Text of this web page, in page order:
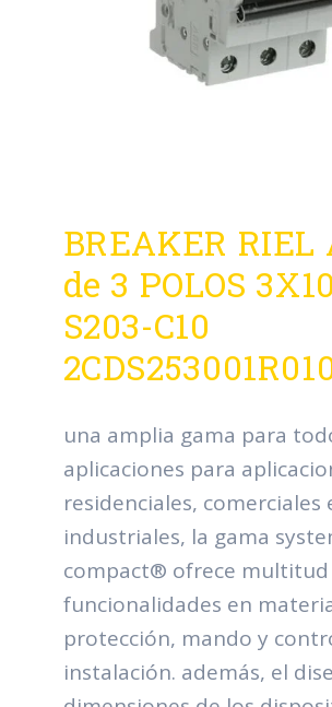
BREAKER RIEL
de 3 POLOS
S203-C10
una amplia gama para
aplicaciones para
residenciales, comerciales
industriales, la gama
compact® ofrece multitud
funcionalidades en
protección, mando y
instalación. además, el